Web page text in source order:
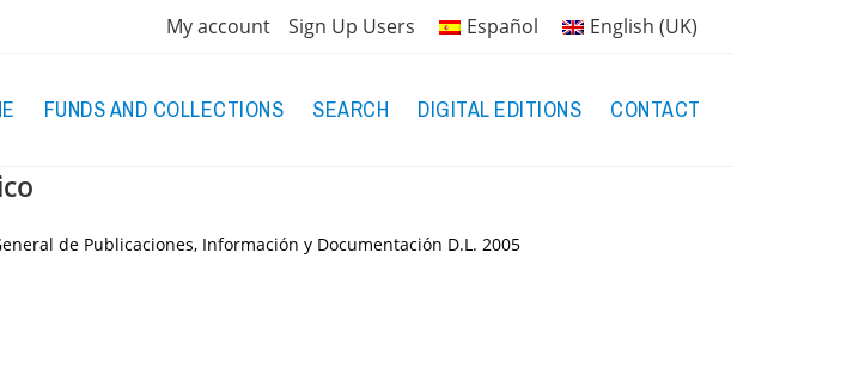
My account Sign Up Users Español English (UK)
FUNDS AND COLLECTIONS SEARCH DIGITAL EDITIONS CONTACT
de Publicaciones, Información y Documentación D.L. 2005